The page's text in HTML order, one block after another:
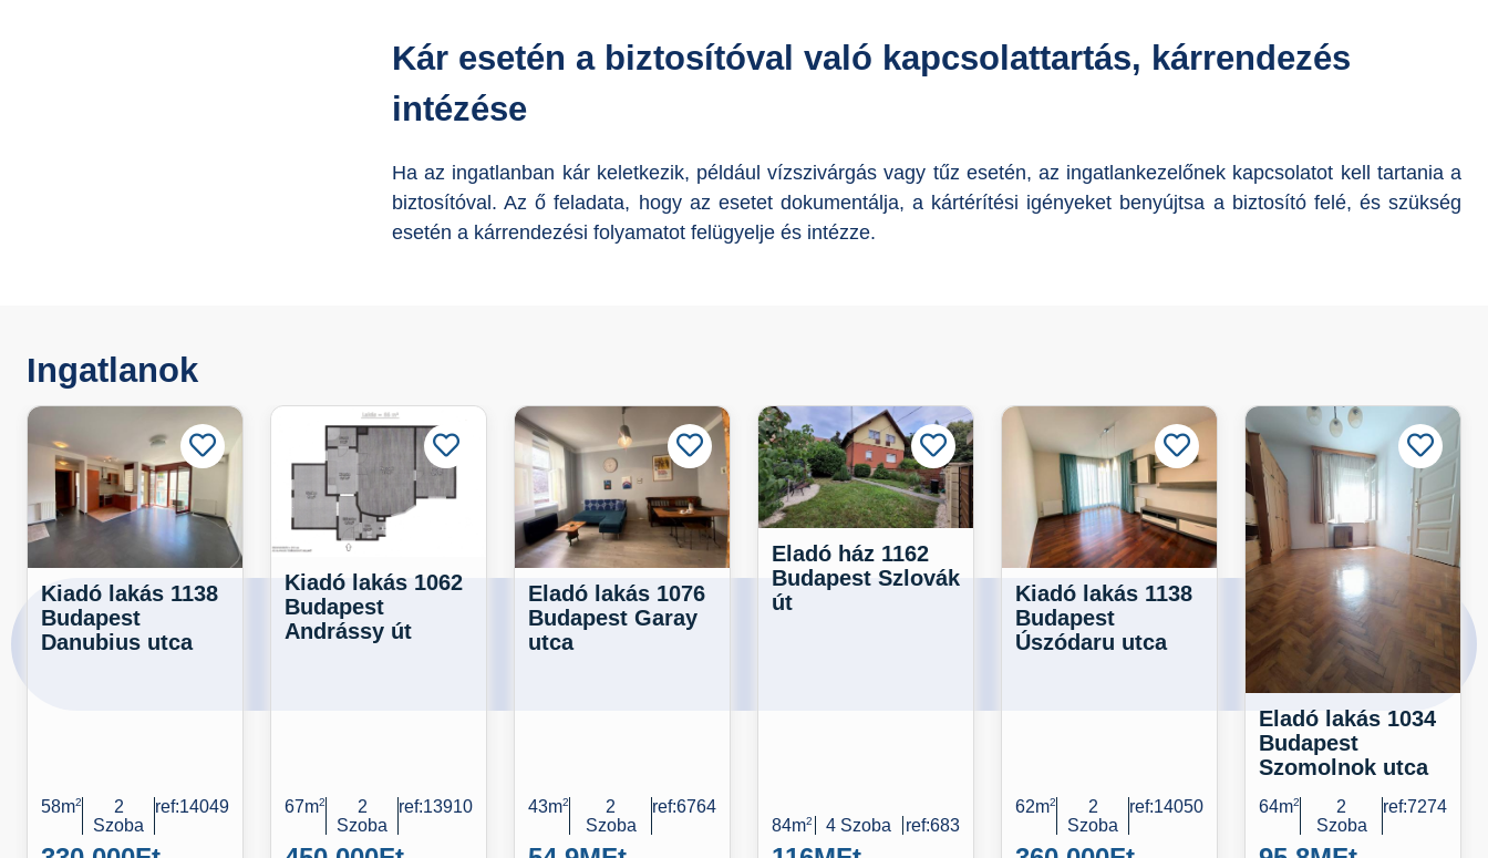
Kár esetén a biztosítóval való kapcsolattartás, kárrendezés
intézése
Ha az ingatlanban kár keletkezik, például vízszivárgás vagy tűz esetén, az ingatlankezelőnek kapcsolatot kell tartania a
biztosítóval. Az ő feladata, hogy az esetet dokumentálja, a kártérítési igényeket benyújtsa a biztosító felé, és szükség
esetén a kárrendezési folyamatot felügyelje és intézze.
Ingatlanok
Kiadó lakás 1138
Budapest
Danubius utca
58m2
2
Szoba
ref:14049
Kiadó lakás 1062
Budapest
Andrássy út
67m2
2
Szoba
ref:13910
Eladó lakás 1076
Budapest Garay
utca
43m2
2
Szoba
ref:6764
Eladó ház 1162
Budapest Szlovák
út
84m2 4 Szoba ref:683
Kiadó lakás 1138
Budapest
Úszódaru utca
62m2
2
Szoba
ref:14050
Eladó lakás 1034
Budapest
Szomolnok utca
64m2
2
Szoba
ref:7274